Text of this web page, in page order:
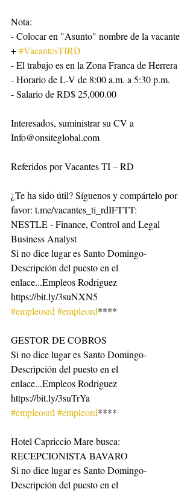
Nota:
- Colocar en "Asunto" nombre de la vacante
+ #VacantesTIRD
- El trabajo es en la Zona Franca de Herrera
- Horario de L-V de 8:00 a.m. a 5:30 p.m.
- Salario de RD$ 25,000.00
Interesados, suministrar su CV a
Info@onsiteglobal.com
Referidos por Vacantes TI – RD
¿Te ha sido útil? Síguenos y compártelo por
favor: t.me/vacantes_ti_rdIFTTT:
NESTLE - Finance, Control and Legal
Business Analyst
Si no dice lugar es Santo Domingo-
Descripción del puesto en el
enlace...Empleos Rodriguez
https://bit.ly/3suNXN5
#empleosrd #empleord****
GESTOR DE COBROS
Si no dice lugar es Santo Domingo-
Descripción del puesto en el
enlace...Empleos Rodriguez
https://bit.ly/3suTrYa
#empleosrd #empleord****
Hotel Capriccio Mare busca:
RECEPCIONISTA BAVARO
Si no dice lugar es Santo Domingo-
Descripción del puesto en el